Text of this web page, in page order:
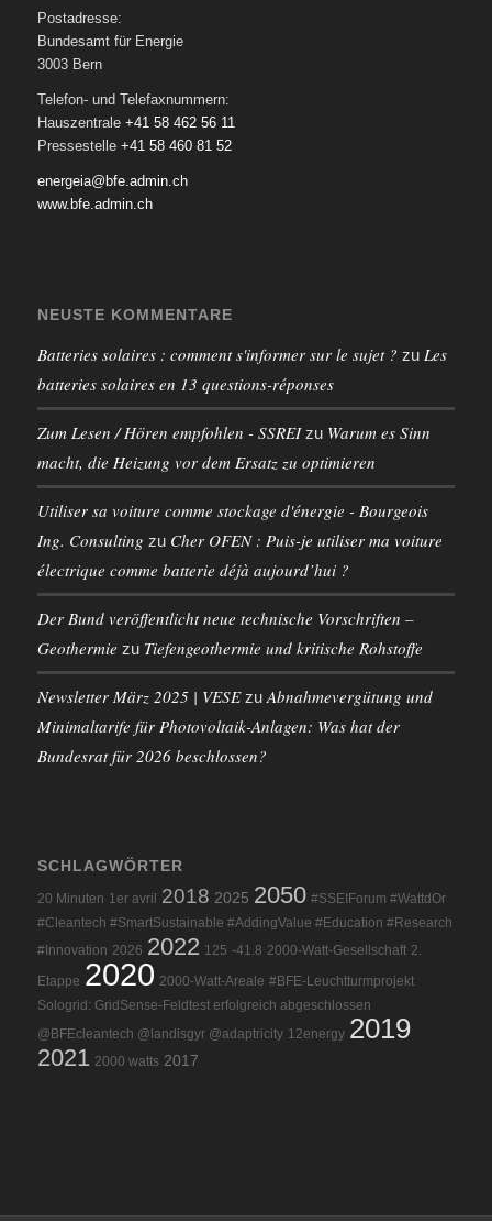
Postadresse:
Bundesamt für Energie
3003 Bern
Telefon- und Telefaxnummern:
Hauszentrale +41 58 462 56 11
Pressestelle +41 58 460 81 52
energeia@bfe.admin.ch
www.bfe.admin.ch
NEUSTE KOMMENTARE
Batteries solaires : comment s'informer sur le sujet ? zu Les
batteries solaires en 13 questions-réponses
Zum Lesen / Hören empfohlen - SSREIzu Warum es Sinn
macht, die Heizung vor dem Ersatz zu optimieren
Utiliser sa voiture comme stockage d'énergie - Bourgeois
Ing. Consulting zu Cher OFEN : Puis-je utiliser ma voiture
électrique comme batterie déjà aujourd’hui ?
Der Bund veröffentlicht neue technische Vorschriften –
Geothermie zu Tiefengeothermie und kritische Rohstoffe
Newsletter März 2025 | VESEzu Abnahmevergütung und
Minimaltarife für Photovoltaik-Anlagen: Was hat der
Bundesrat für 2026 beschlossen?
SCHLAGWÖRTER
20 Minuten 1er avril 2018 2025 2050 #SSEIForum #WattdOr
#Cleantech #SmartSustainable #AddingValue #Education #Research
#Innovation 2026 2022 125 -41.8 2000-Watt-Gesellschaft 2.
Etappe 2020 2000-Watt-Areale #BFE-Leuchtturmprojekt
Sologrid: GridSense-Feldtest erfolgreich abgeschlossen
@BFEcleantech @landisgyr @adaptricity 12energy 2019
2021 2000 watts 2017